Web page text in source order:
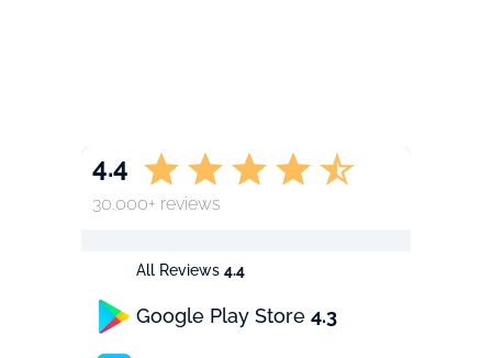
All Reviews 4.4
Google Play Store 4.3
4.4
30.000+ reviews